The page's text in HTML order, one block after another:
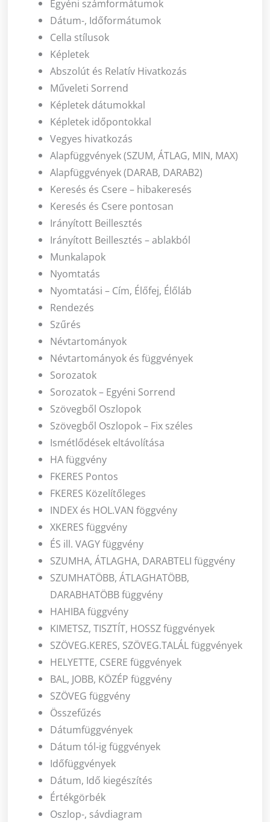
Egyéni számformátumok
Dátum-, Időformátumok
Cella stílusok
Képletek
Abszolút és Relatív Hivatkozás
Műveleti Sorrend
Képletek dátumokkal
Képletek időpontokkal
Vegyes hivatkozás
Alapfüggvények (SZUM, ÁTLAG, MIN, MAX)
Alapfüggvények (DARAB, DARAB2)
Keresés és Csere – hibakeresés
Keresés és Csere pontosan
Irányított Beillesztés
Irányított Beillesztés – ablakból
Munkalapok
Nyomtatás
Nyomtatási – Cím, Élőfej, Élőláb
Rendezés
Szűrés
Névtartományok
Névtartományok és függvények
Sorozatok
Sorozatok – Egyéni Sorrend
Szövegből Oszlopok
Szövegből Oszlopok – Fix széles
Ismétlődések eltávolítása
HA függvény
FKERES Pontos
FKERES Közelítőleges
INDEX és HOL.VAN föggvény
XKERES függvény
ÉS ill. VAGY függvény
SZUMHA, ÁTLAGHA, DARABTELI függvény
SZUMHATÖBB, ÁTLAGHATÖBB,
DARABHATÖBB függvény
HAHIBA függvény
KIMETSZ, TISZTÍT, HOSSZ függvények
SZÖVEG.KERES, SZÖVEG.TALÁL függvények
HELYETTE, CSERE függvények
BAL, JOBB, KÖZÉP függvény
SZÖVEG függvény
Összefűzés
Dátumfüggvények
Dátum tól-ig függvények
Időfüggvények
Dátum, Idő kiegészítés
Értékgörbék
Oszlop-, sávdiagram